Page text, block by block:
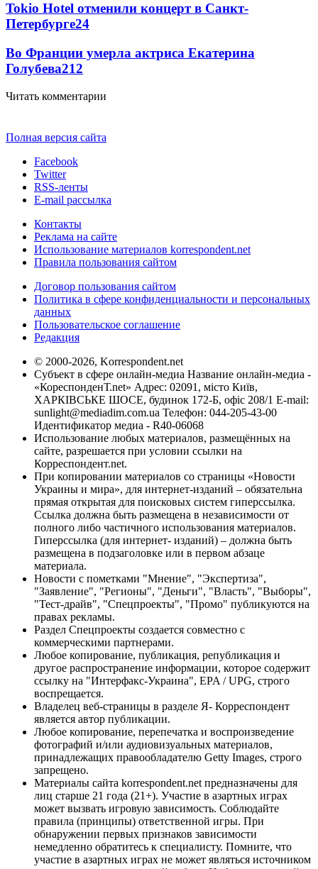
Tokio Hotel отменили концерт в Санкт-
Петербурге24
Во Франции умерла актриса Екатерина
Голубева212
Читать комментарии
Полная версия сайта
Facebook
Twitter
RSS-ленты
E-mail рассылка
Контакты
Реклама на сайте
Использование материалов korrespondent.net
Правила пользования сайтом
Договор пользования сайтом
Политика в сфере конфиденциальности и персональных
данных
Пользовательское соглашение
Редакция
© 2000-2026, Korrespondent.net
Субъект в сфере онлайн-медиа Название онлайн-медиа -
«КореспонденТ.net» Адрес: 02091, місто Київ,
ХАРКІВСЬКЕ ШОСЕ, будинок 172-Б, офіс 208/1 E-mail:
sunlight@mediadim.com.ua Телефон: 044-205-43-00
Идентификатор медиа - R40-06068
Использование любых материалов, размещённых на
сайте, разрешается при условии ссылки на
Корреспондент.net.
При копировании материалов со страницы «Новости
Украины и мира», для интернет-изданий – обязательна
прямая открытая для поисковых систем гиперссылка.
Ссылка должна быть размещена в независимости от
полного либо частичного использования материалов.
Гиперссылка (для интернет- изданий) – должна быть
размещена в подзаголовке или в первом абзаце
материала.
Новости с пометками "Мнение", "Экспертиза",
"Заявление", "Регионы", "Деньги", "Власть", "Выборы",
"Тест-драйв", "Спецпроекты", "Промо" публикуются на
правах рекламы.
Раздел Спецпроекты создается совместно с
коммерческими партнерами.
Любое копирование, публикация, републикация и
другое распространение информации, которое содержит
ссылку на "Интерфакс-Украина", EPA / UPG, строго
воспрещается.
Владелец веб-страницы в разделе Я- Корреспондент
является автор публикации.
Любое копирование, перепечатка и воспроизведение
фотографий и/или аудиовизуальных материалов,
принадлежащих правообладателю Getty Images, строго
запрещено.
Материалы сайта korrespondent.net предназначены для
лиц старше 21 года (21+). Участие в азартных играх
может вызвать игровую зависимость. Соблюдайте
правила (принципы) ответственной игры. При
обнаружении первых признаков зависимости
немедленно обратитесь к специалисту. Помните, что
участие в азартных играх не может являться источником